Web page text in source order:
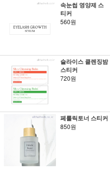
속눈썹 영양제 스
티커
560원
슬라이스 클렌징밤
스티커
720원
페룰릭토너 스티커
850원